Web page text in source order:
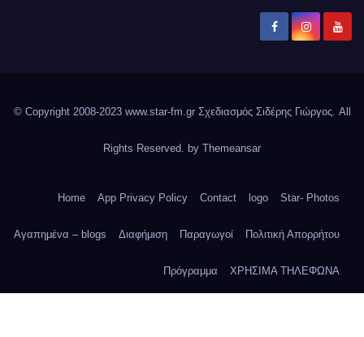
© Copyright 2008-2023 www.star-fm.gr Σχεδιασμός Σιδέρης Γιώργος. All
Rights Reserved. by Themeansar
Home App Privacy Policy Contact logo Star- Photos
Αγαπημένα – blogs Διαφήμιση Παραγωγοί Πολιτική Απορρήτου
Πρόγραμμα ΧΡΗΣΙΜΑ ΤΗΛΕΦΩΝΑ